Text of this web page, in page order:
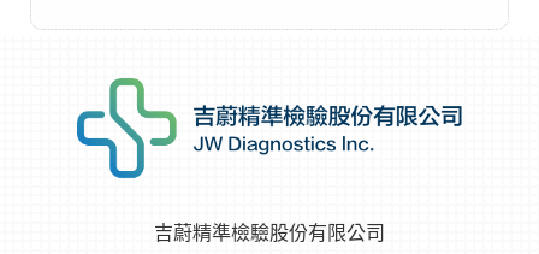
吉蔚精準檢驗股份有限公司